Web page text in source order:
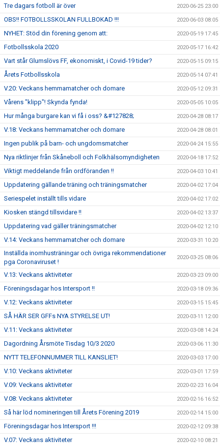
Tre dagars fotboll är över 2020-06-25 23:00
OBS!! FOTBOLLSSKOLAN FULLBOKAD !!! 2020-06-03 08:05
NYHET: Stöd din förening genom att: 2020-05-19 17:45
Fotbollsskola 2020 2020-05-17 16:42
Vart står Glumslövs FF, ekonomiskt, i Covid-19 tider? 2020-05-15 09:15
Årets Fotbollsskola 2020-05-14 07:41
V.20: Veckans hemmamatcher och domare 2020-05-12 09:31
Vårens "klipp"! Skynda fynda! 2020-05-05 10:05
Hur många burgare kan vi få i oss? &#127828; 2020-04-28 08:17
V.18: Veckans hemmamatcher och domare 2020-04-28 08:01
Ingen publik på barn- och ungdomsmatcher 2020-04-24 15:55
Nya riktlinjer från Skåneboll och Folkhälsomyndigheten 2020-04-18 17:52
Viktigt meddelande från ordföranden !! 2020-04-03 10:41
Uppdatering gällande träning och träningsmatcher 2020-04-02 17:04
Seriespelet inställt tills vidare 2020-04-02 17:02
Kiosken stängd tillsvidare !! 2020-04-02 13:37
Uppdatering vad gäller träningsmatcher 2020-04-02 12:10
V.14: Veckans hemmamatcher och domare 2020-03-31 10:20
Inställda inomhusträningar och övriga rekommendationer
pga Coronaviruset !
2020-03-25 08:06
V.13: Veckans aktiviteter 2020-03-23 09:00
Föreningsdagar hos Intersport !! 2020-03-18 09:36
V.12: Veckans aktiviteter 2020-03-15 15:45
SÅ HÄR SER GFFs NYA STYRELSE UT! 2020-03-11 12:00
V.11: Veckans aktiviteter 2020-03-08 14:24
Dagordning Årsmöte Tisdag 10/3 2020 2020-03-06 11:30
NYTT TELEFONNUMMER TILL KANSLIET! 2020-03-03 17:00
V.10: Veckans aktiviteter 2020-03-01 17:59
V.09: Veckans aktiviteter 2020-02-23 16:04
V.08: Veckans aktiviteter 2020-02-16 16:52
Så här löd nomineringen till Årets Förening 2019 2020-02-14 15:00
Föreningsdagar hos Intersport !!! 2020-02-12 09:38
V.07: Veckans aktiviteter 2020-02-10 08:21